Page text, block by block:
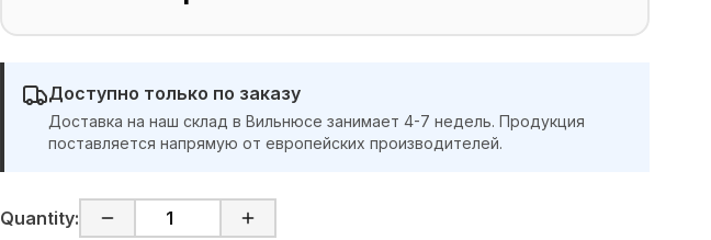
Доступно только по заказу
Доставка на наш склад в Вильнюсе занимает 4-7 недель. Продукция
поставляется напрямую от европейских производителей.
Quantity: